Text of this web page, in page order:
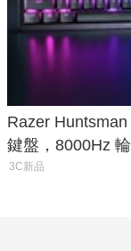
Razer
鍵盤，8000Hz
3C新品